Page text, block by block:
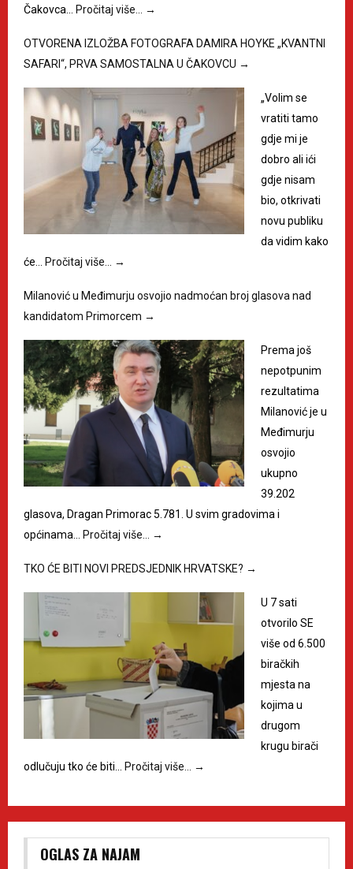
Čakovca…
Pročitaj više… →
OTVORENA IZLOŽBA FOTOGRAFA DAMIRA HOYKE „KVANTNI
SAFARI“, PRVA SAMOSTALNA U ČAKOVCU →
„Volim se
vratiti tamo
gdje mi je
dobro ali ići
gdje nisam
bio, otkrivati
novu publiku
da vidim kako
će…
Pročitaj više… →
Milanović u Međimurju osvojio nadmoćan broj glasova nad
kandidatom Primorcem →
Prema još
nepotpunim
rezultatima
Milanović je u
Međimurju
osvojio
ukupno
39.202
glasova, Dragan Primorac 5.781. U svim gradovima i
općinama…
Pročitaj više… →
TKO ĆE BITI NOVI PREDSJEDNIK HRVATSKE? →
U 7 sati
otvorilo SE
više od 6.500
biračkih
mjesta na
kojima u
drugom
krugu birači
odlučuju tko će biti…
Pročitaj više… →
OGLAS ZA NAJAM